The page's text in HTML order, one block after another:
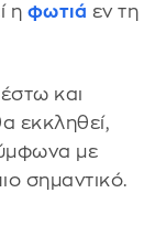
η φωτιά εν τη
έστω και
εκκληθεί,
με
σημαντικό.